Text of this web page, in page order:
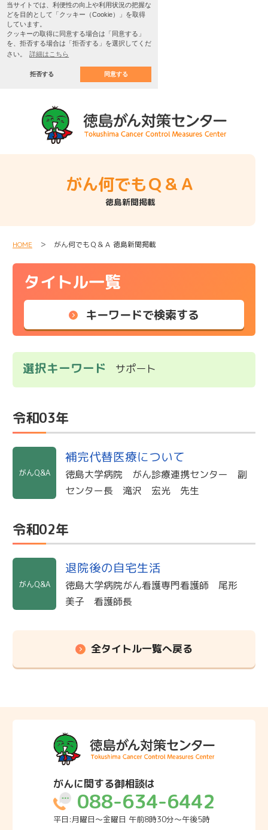
当サイトでは、利便性の向上や利用状況の把握な
どを目的として「クッキー（Cookie）」を取得
しています。
クッキーの取得に同意する場合は「同意する」
を、拒否する場合は「拒否する」を選択してくだ
さい。
詳細はこちら
拒否する 同意する
がん何でもＱ＆Ａ
徳島新聞掲載
HOME ＞ がん何でもＱ＆Ａ 徳島新聞掲載
タイトル一覧
キーワードで検索する
選択キーワード サポート
令和03年
がんQ&A
補完代替医療について
徳島大学病院 がん診療連携センター 副
センター長 滝沢 宏光 先生
令和02年
がんQ&A
退院後の自宅生活
徳島大学病院がん看護専門看護師 尾形
美子 看護師長
全タイトル一覧へ戻る
がんに関する御相談は
088-634-6442
平日:月曜日～金曜日 午前8時30分～午後5時